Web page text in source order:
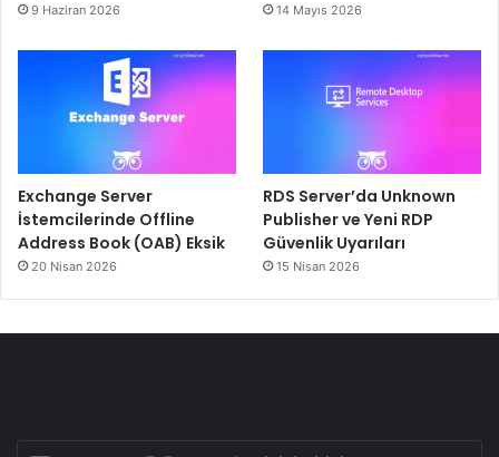
9 Haziran 2026 14 Mayıs 2026
Exchange Server
İstemcilerinde Offline
Address Book (OAB) Eksik
20 Nisan 2026
RDS Server’da Unknown
Publisher ve Yeni RDP
Güvenlik Uyarıları
15 Nisan 2026